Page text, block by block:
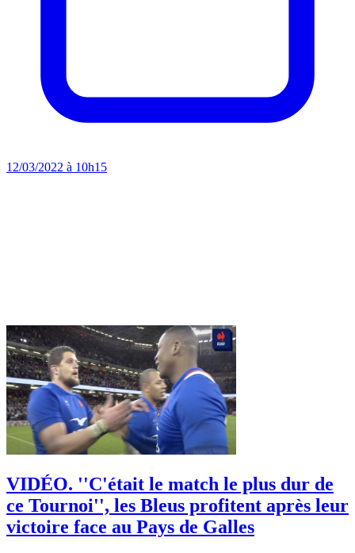
12/03/2022 à 10h15
VIDÉO. ''C'était le match le plus dur de
ce Tournoi'', les Bleus profitent après leur
victoire face au Pays de Galles